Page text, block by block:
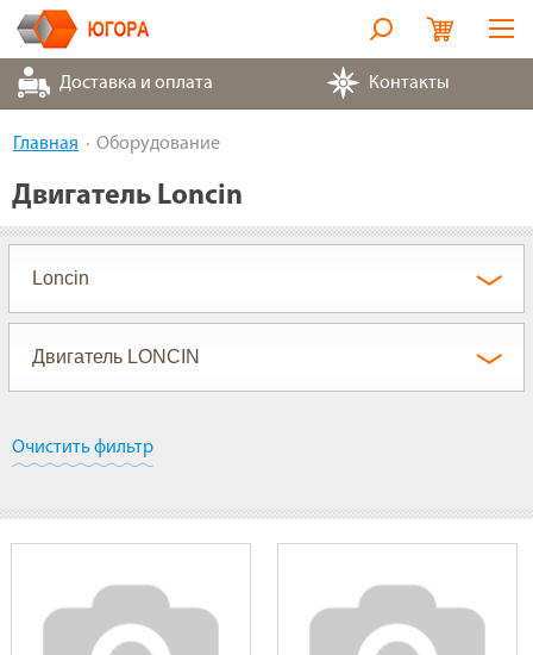
Оборудование
Контакты
О компании
Доставка и оплата Контакты
Главная Оборудование
Двигатель Loncin
Очистить фильтр